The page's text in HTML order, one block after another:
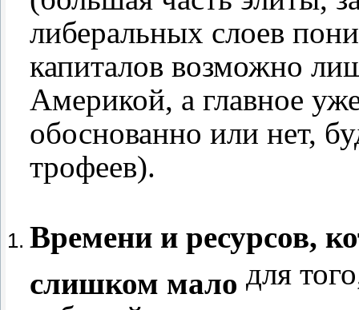
либеральных слоев
капиталов возможно
Америкой, а главное
обоснованно или нет,
трофеев).
Времени и ресурсов,
слишком мало для